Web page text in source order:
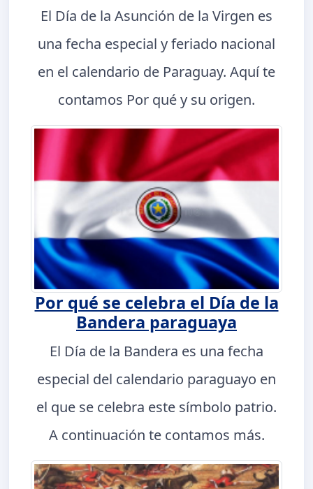
El Día de la Asunción de la Virgen es
una fecha especial y feriado nacional
en el calendario de Paraguay. Aquí te
contamos Por qué y su origen.
Por qué se celebra el Día de la
Bandera paraguaya
El Día de la Bandera es una fecha
especial del calendario paraguayo en
el que se celebra este símbolo patrio.
A continuación te contamos más.